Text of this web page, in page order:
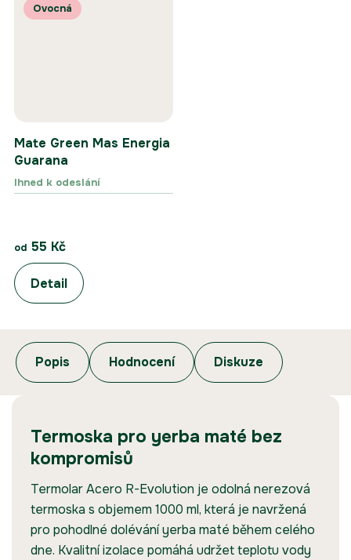
Ovocná
Mate Green Mas Energia
Guarana
Ihned k odeslání
od 55 Kč
Detail
Popis Hodnocení Diskuze
Termoska pro yerba maté bez
kompromisů
Termolar Acero R-Evolution je odolná nerezová
termoska s objemem 1000 ml, která je navržená
pro pohodlné dolévání yerba maté během celého
dne. Kvalitní izolace pomáhá udržet teplotu vody